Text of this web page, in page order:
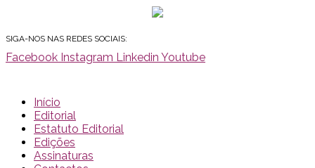
SIGA-NOS NAS REDES SOCIAIS:
Facebook Instagram Linkedin Youtube
Início
Editorial
Estatuto Editorial
Edições
Assinaturas